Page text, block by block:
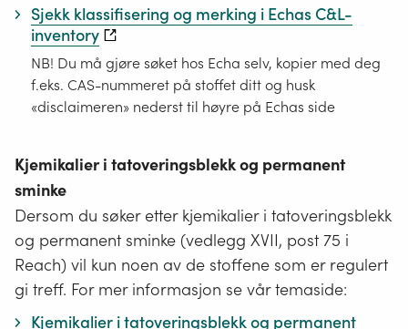
Sjekk klassifisering og merking i Echas C&L-
inventory
NB! Du må gjøre søket hos Echa selv, kopier med deg
f.eks. CAS-nummeret på stoffet ditt og husk
«disclaimeren» nederst til høyre på Echas side
Kjemikalier i tatoveringsblekk og permanent
sminke
Dersom du søker etter kjemikalier i tatoveringsblekk
og permanent sminke (vedlegg XVII, post 75 i
Reach) vil kun noen av de stoffene som er regulert
gi treff. For mer informasjon se vår temaside:
Kjemikalier i tatoveringsblekk og permanent